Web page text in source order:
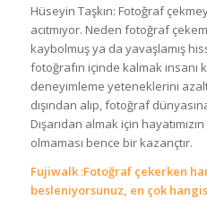
Hüseyin Taşkın: Fotoğraf
acıtmıyor. Neden fotoğraf
kaybolmuş ya da yavaşlamış
fotoğrafın içinde kalmak insanı
deneyimleme yeteneklerini
dışından alıp, fotoğraf
Dışarıdan almak için
olmaması bence bir kazançtır.
Fujiwalk :Fotoğraf çekerken
besleniyorsunuz, en çok